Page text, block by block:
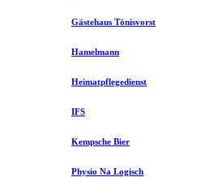
Gästehaus Tönisvorst
Hamelmann
Heimatpflegedienst
IFS
Kempsche Bier
Physio Na Logisch